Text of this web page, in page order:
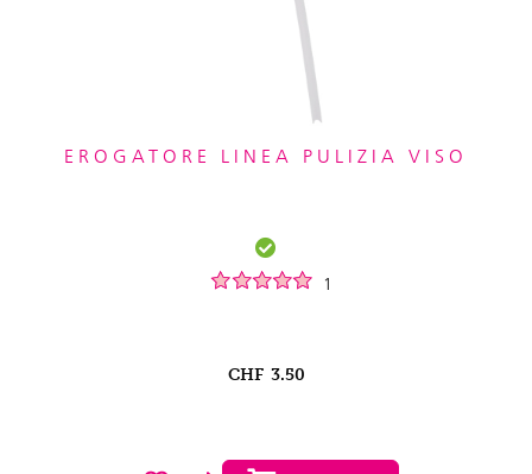
EROGATORE LINEA PULIZIA VISO
1
CHF 3.50